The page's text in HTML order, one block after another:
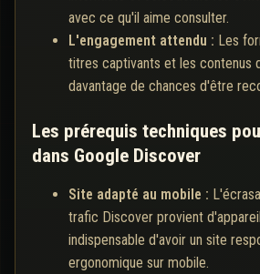
avec ce qu'il aime consulter.
L'engagement attendu : Les
titres captivants et les contenus
davantage de chances d'être
Les prérequis techniques
dans Google Discover
Site adapté au mobile :
trafic Discover provient
indispensable d'avoir un site
ergonomique sur mobile.